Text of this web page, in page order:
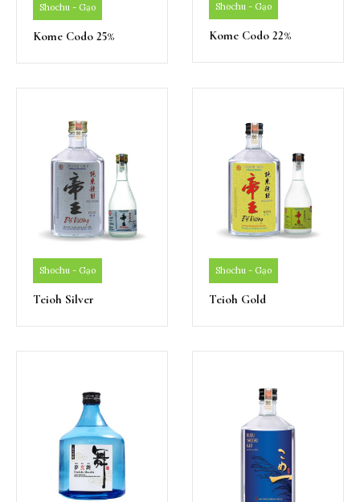
Shochu - Gạo
Kome Codo 25%
Shochu - Gạo
Kome Codo 22%
Shochu - Gạo
Teioh Silver
Shochu - Gạo
Teioh Gold